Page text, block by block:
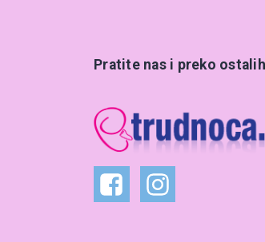
Pratite nas i preko